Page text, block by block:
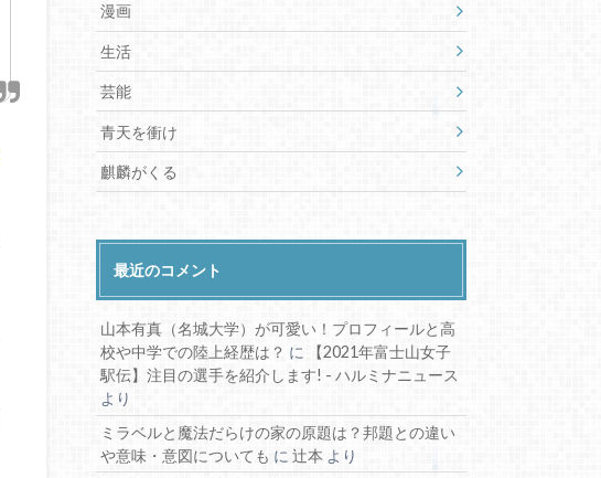
漫画
生活
芸能
青天を衝け
麒麟がくる
最近のコメント
山本有真（名城大学）が可愛い！プロフィールと高
校や中学での陸上経歴は？ に
【2021年富士山女子
駅伝】注目の選手を紹介します! - ハルミナニュース
より
ミラベルと魔法だらけの家の原題は？邦題との違い
や意味・意図についても に辻本 より